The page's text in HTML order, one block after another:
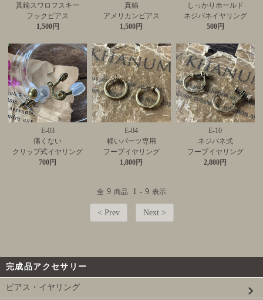
真鍮スワロフスキー
フックピアス
1,500円
真鍮
アメリカンピアス
1,500円
しっかりホールド
ネジバネイヤリング
500円
E-03
痛くない
クリップ式イヤリング
700円
E-04
軽いパーツ専用
フープイヤリング
1,800円
E-10
ネジバネ式
フープイヤリング
2,800円
全 9 商品 1 - 9 表示
< Prev Next >
完成品アクセサリー
ピアス・イヤリング